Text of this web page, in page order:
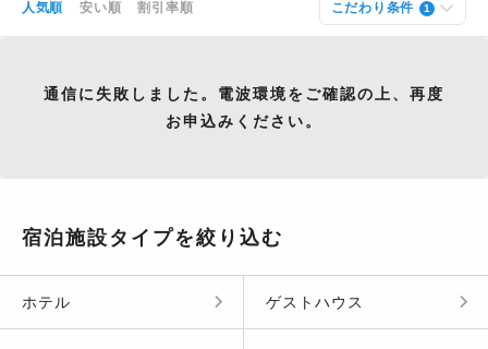
人気順 安い順 割引率順 こだわり条件 1
通信に失敗しました。電波環境をご確認の上、再度
お申込みください。
宿泊施設タイプを絞り込む
ホテル ゲストハウス